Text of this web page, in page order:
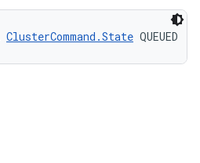
ClusterCommand.State QUEUED